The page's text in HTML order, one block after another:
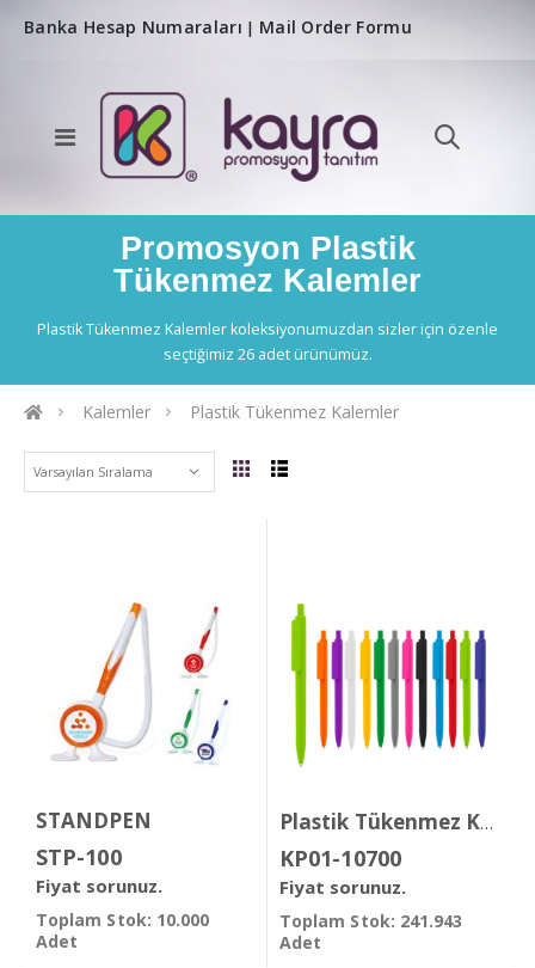
Banka Hesap Numaraları | Mail Order Formu
Promosyon Plastik
Tükenmez Kalemler
Plastik Tükenmez Kalemler koleksiyonumuzdan sizler için özenle
seçtiğimiz 26 adet ürünümüz.
Kalemler Plastik Tükenmez Kalemler
STANDPEN
STP-100
Fiyat sorunuz.
Toplam Stok: 10.000
Adet
Plastik Tükenmez Kalem
KP01-10700
Fiyat sorunuz.
Toplam Stok: 241.943
Adet